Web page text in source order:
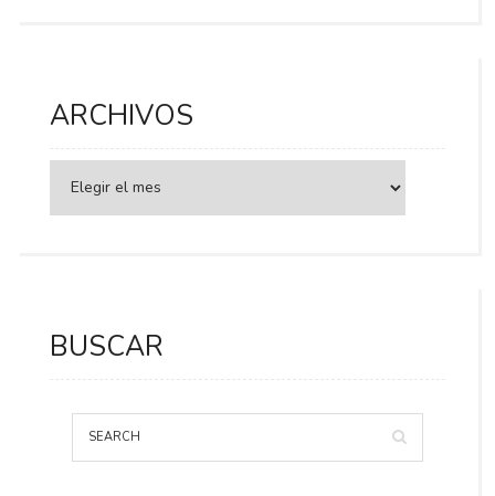
ARCHIVOS
BUSCAR